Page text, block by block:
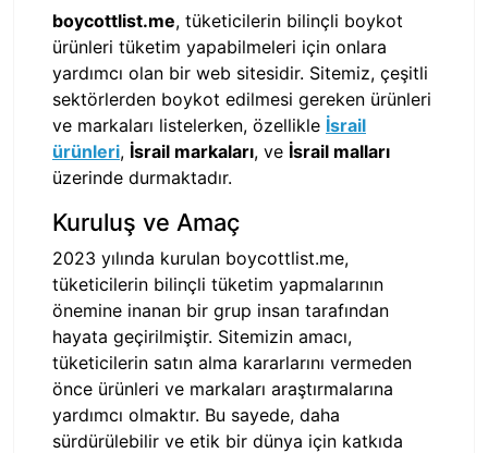
boycottlist.me, tüketicilerin bilinçli boykot
ürünleri tüketim yapabilmeleri için onlara
yardımcı olan bir web sitesidir. Sitemiz, çeşitli
sektörlerden boykot edilmesi gereken ürünleri
ve markaları listelerken, özellikle İsrail
ürünleri, İsrail markaları, ve İsrail malları
üzerinde durmaktadır.
Kuruluş ve Amaç
2023 yılında kurulan boycottlist.me,
tüketicilerin bilinçli tüketim yapmalarının
önemine inanan bir grup insan tarafından
hayata geçirilmiştir. Sitemizin amacı,
tüketicilerin satın alma kararlarını vermeden
önce ürünleri ve markaları araştırmalarına
yardımcı olmaktır. Bu sayede, daha
sürdürülebilir ve etik bir dünya için katkıda